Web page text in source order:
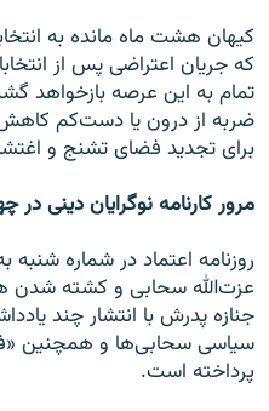
کیهان هشت ماه مانده به
که جریان اعتراضی پس از
تمام به این عرصه بازخواهد
ضربه از درون یا دست‌کم
برای تجدید فضای تشنج و
مرور کارنامه نوگرایان دینی
روزنامه اعتماد در شماره
عزت‌الله سحابی و کشته شدن
جنازه پدرش با انتشار چند
سیاسی سحابی‌ها و همچنین
پرداخته است.